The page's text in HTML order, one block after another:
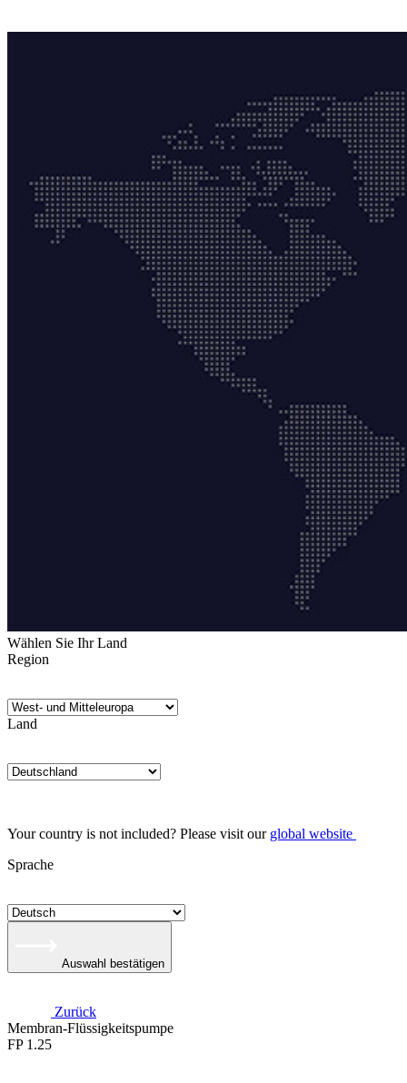
Wählen Sie Ihr Land
Region
Land
Your country is not included? Please visit our global website
Sprache
Auswahl bestätigen
Zurück
Membran-Flüssigkeitspumpe
FP 1.25